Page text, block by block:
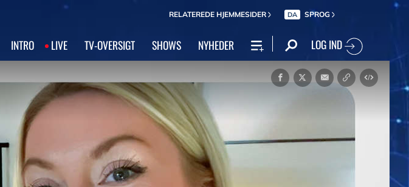
RELATEREDE HJEMMESIDER DA SPROG
INTRO LIVE TV‑OVERSIGT SHOWS NYHEDER LOG IND